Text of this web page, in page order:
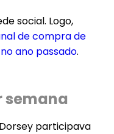
social. Logo,
de compra de
ano passado.
semana
participava